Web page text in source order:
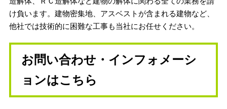
け負います。建物密集地、アスベストが含まれる建物など、
他社では技術的に困難な工事も当社にお任せください。
お問い合わせ・インフォメーシ
ョンはこちら